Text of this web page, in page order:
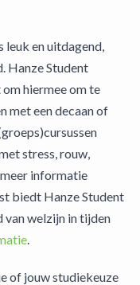
leuk en uitdagend,
Hanze Student
hiermee om te
met een decaan of
stress, rouw,
informatie
biedt Hanze Student
van welzijn in tijden
.
of jouw studiekeuze